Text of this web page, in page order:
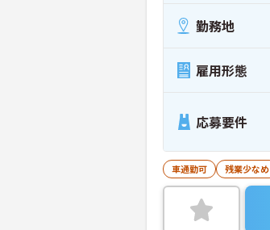
勤務地
雇用形態
応募要件
車通勤可 残業少なめ